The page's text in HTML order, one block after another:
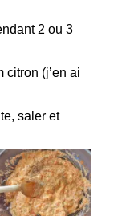
2 ou 3
citron (j’en ai
saler et